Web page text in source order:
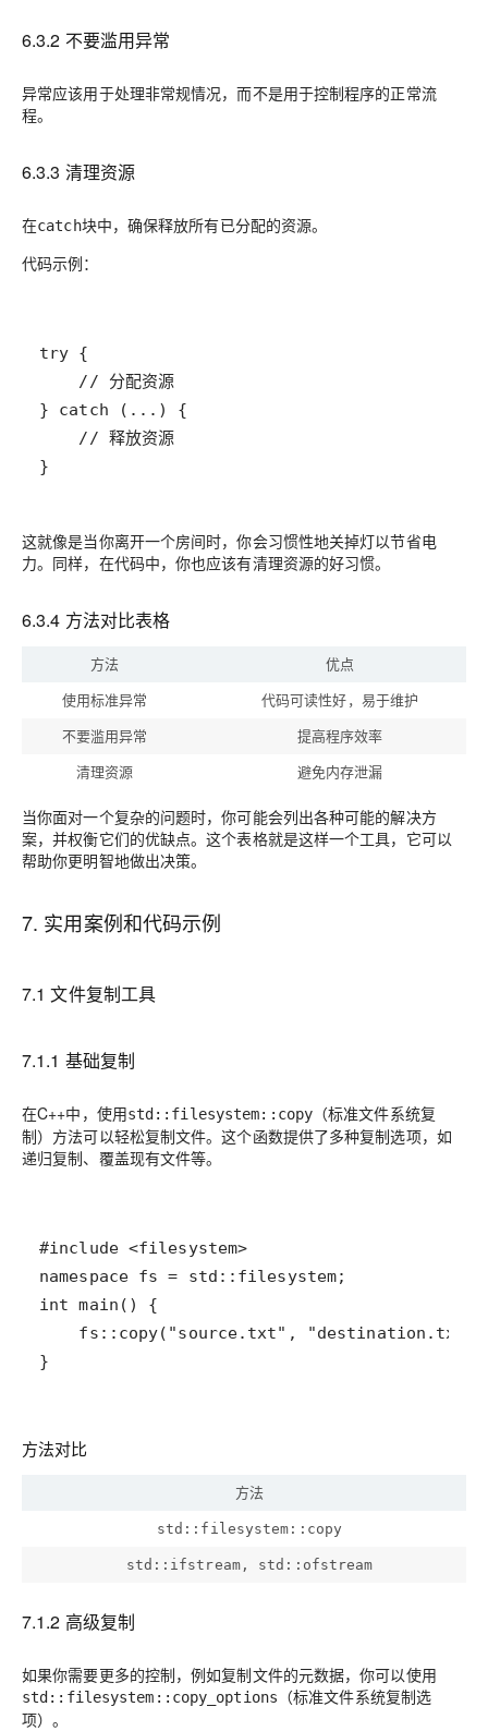
6.3.2 不要滥用异常
异常应该用于处理非常规情况，而不是用于控制程序的正常流
程。
6.3.3 清理资源
在catch块中，确保释放所有已分配的资源。
代码示例：
}
这就像是当你离开一个房间时，你会习惯性地关掉灯以节省电
力。同样，在代码中，你也应该有清理资源的好习惯。
6.3.4 方法对比表格
方法
优点
使用标准异常
代码可读性好，易于维护
不要滥用异常
提高程序效率
清理资源
避免内存泄漏
当你面对一个复杂的问题时，你可能会列出各种可能的解决方
案，并权衡它们的优缺点。这个表格就是这样一个工具，它可以
帮助你更明智地做出决策。
7. 实用案例和代码示例
7.1 文件复制工具
7.1.1 基础复制
在C++中，使用std::filesystem::copy （标准文件系统复
制）方法可以轻松复制文件。这个函数提供了多种复制选项，如
递归复制、覆盖现有文件等。
}
方法对比
方法
std::filesystem::copy
std::ifstream, std::ofstream
7.1.2 高级复制
如果你需要更多的控制，例如复制文件的元数据，你可以使用
std::filesystem::copy_options
（标准文件系统复制选
项）。